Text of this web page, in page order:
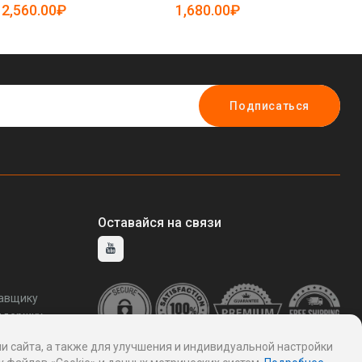
5081678)
2,560.00₽
5081869)
1,680.00₽
Подписаться
Оставайся на связи
а также для улучшения и индивидуальной настройки